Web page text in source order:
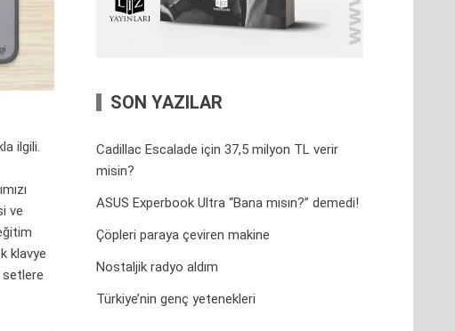
ilgili.
ve
klavye
setlere
SON YAZILAR
Cadillac Escalade için 37,5 milyon TL verir
misin?
ASUS Experbook Ultra “Bana mısın?” demedi!
Çöpleri paraya çeviren makine
Nostaljik radyo aldım
Türkiye’nin genç yetenekleri